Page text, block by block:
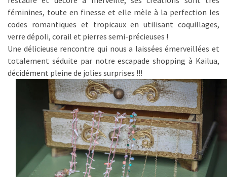
féminines, toute en finesse et elle mèle à la perfection les
codes romantiques et tropicaux en utilisant coquillages,
verre dépoli, corail et pierres semi-précieuses !
Une délicieuse rencontre qui nous a laissées émerveillées et
totalement séduite par notre escapade shopping à Kailua,
décidément pleine de jolies surprises !!!